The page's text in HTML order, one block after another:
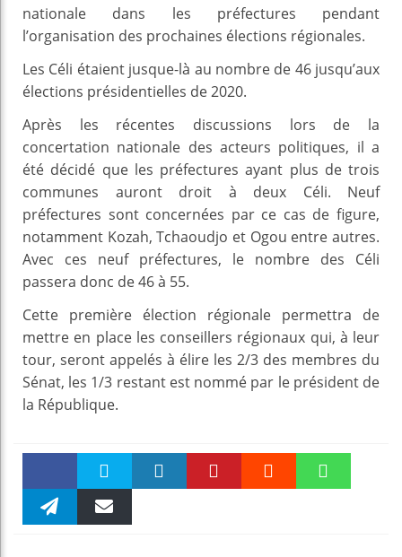
nationale dans les préfectures pendant
l’organisation des prochaines élections régionales.
Les Céli étaient jusque-là au nombre de 46 jusqu’aux
élections présidentielles de 2020.
Après les récentes discussions lors de la
concertation nationale des acteurs politiques, il a
été décidé que les préfectures ayant plus de trois
communes auront droit à deux Céli. Neuf
préfectures sont concernées par ce cas de figure,
notamment Kozah, Tchaoudjo et Ogou entre autres.
Avec ces neuf préfectures, le nombre des Céli
passera donc de 46 à 55.
Cette première élection régionale permettra de
mettre en place les conseillers régionaux qui, à leur
tour, seront appelés à élire les 2/3 des membres du
Sénat, les 1/3 restant est nommé par le président de
la République.
Faceboo Twitter